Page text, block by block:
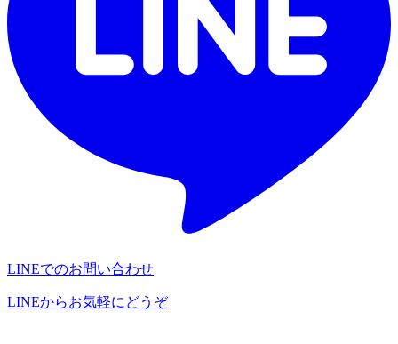
LINEでのお問い合わせ
LINEからお気軽にどうぞ